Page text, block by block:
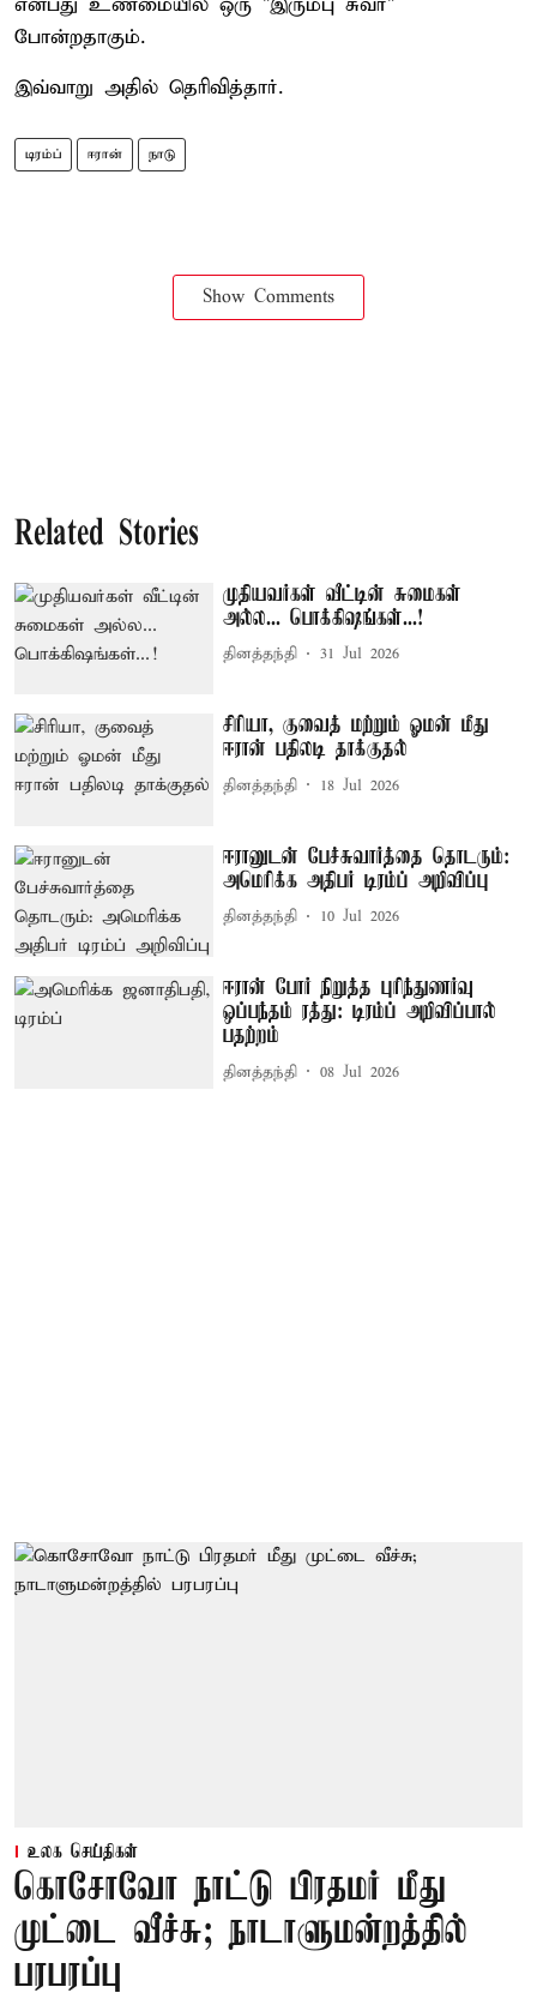
போன்றதாகும்.
இவ்வாறு அதில் தெரிவித்தார்.
டிரம்ப் ஈரான் நாடு
Show Comments
Related Stories
முதியவர்கள் வீட்டின் சுமைகள்
அல்ல... பொக்கிஷங்கள்...!
தினத்தந்தி 31 Jul 2026
சிரியா, குவைத் மற்றும் ஓமன் மீது
ஈரான் பதிலடி தாக்குதல்
தினத்தந்தி 18 Jul 2026
ஈரானுடன் பேச்சுவார்த்தை தொடரும்:
அமெரிக்க அதிபர் டிரம்ப் அறிவிப்பு
தினத்தந்தி 10 Jul 2026
ஈரான் போர் நிறுத்த புரிந்துணர்வு
ஒப்பந்தம் ரத்து: டிரம்ப் அறிவிப்பால்
பதற்றம்
தினத்தந்தி 08 Jul 2026
உலக செய்திகள்
கொசோவோ நாட்டு பிரதமர் மீது
முட்டை வீச்சு; நாடாளுமன்றத்தில்
பரபரப்பு